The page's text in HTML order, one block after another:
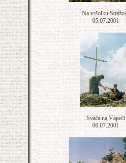
Na vršolku
05.07.2001
Sváča na Vápeči
06.07.2001